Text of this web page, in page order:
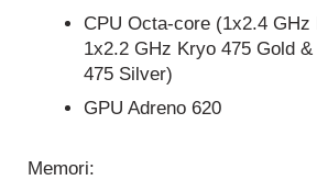
CPU Octa-core (1x2.4
1x2.2 GHz Kryo 475 Gold
475 Silver)
GPU Adreno 620
Memori: